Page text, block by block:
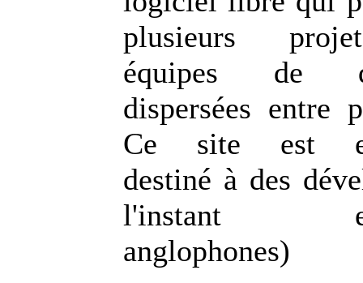
plusieurs
équipes de
dispersées entre
Ce site est
destiné à des
l'instant
anglophones)